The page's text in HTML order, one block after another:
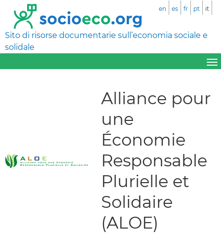
Sito di risorse documentarie sull’economia sociale e
solidale
en es fr pt it
Alliance pour
une
Économie
Responsable
Plurielle et
Solidaire
(ALOE)